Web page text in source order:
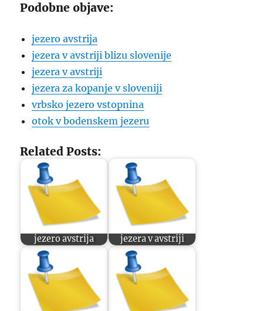
Podobne objave:
jezero avstrija
jezera v avstriji blizu slovenije
jezera v avstriji
jezera za kopanje v sloveniji
vrbsko jezero vstopnina
otok v bodenskem jezeru
Related Posts:
jezero avstrija jezera v avstriji